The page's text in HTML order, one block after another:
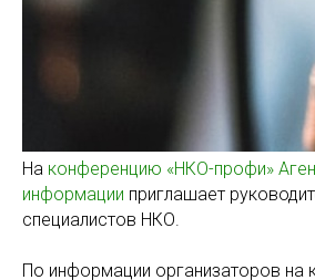
На конференцию «НКО-профи»
информации приглашает
специалистов НКО.
По информации организаторов на